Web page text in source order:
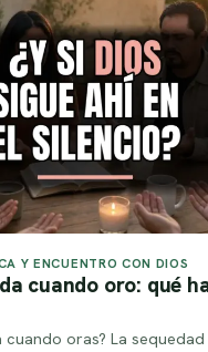
Y ENCUENTRO CON DIOS
cuando oro: qué
cuando oras? La